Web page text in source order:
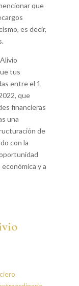
que
es decir,
tus
entre el 1
que
financieras
una
de
con la
y a